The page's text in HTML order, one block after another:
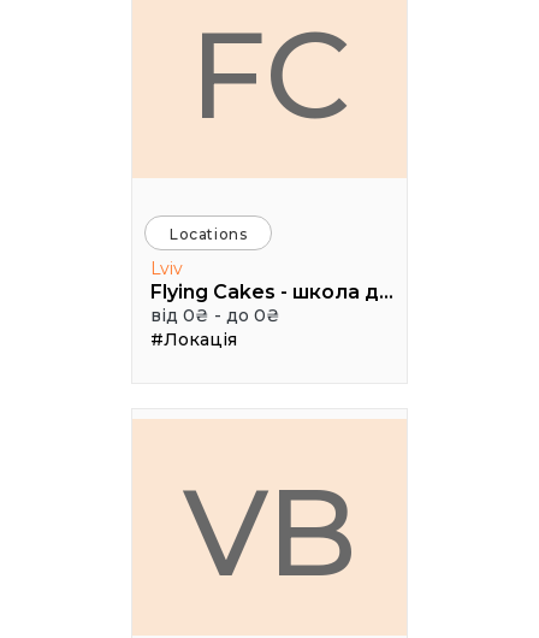
FC
Locations
Lviv
Flying Cakes - школа дизайну
від 0₴ - до 0₴
#Локація
VB